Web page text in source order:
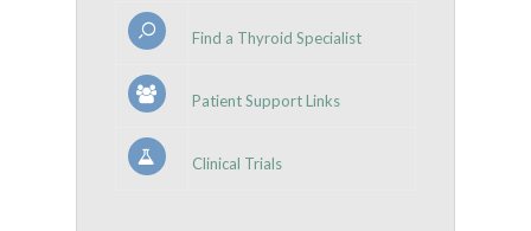
Find a Thyroid Specialist
Patient Support Links
Clinical Trials